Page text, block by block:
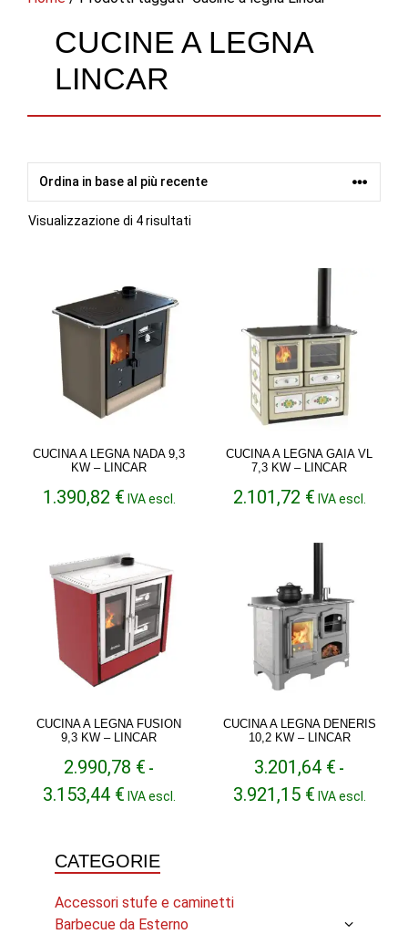
CUCINE A LEGNA
LINCAR
Visualizzazione di 4 risultati
CUCINA A LEGNA NADA 9,3
KW – LINCAR
1.390,82 € IVA escl.
CUCINA A LEGNA GAIA VL
7,3 KW – LINCAR
2.101,72 € IVA escl.
CUCINA A LEGNA FUSION
9,3 KW – LINCAR
2.990,78 € -
3.153,44 €Fascia
2.990,78 €
3.153,44 €
IVA escl.
CUCINA A LEGNA DENERIS
10,2 KW – LINCAR
3.201,64 € -
3.921,15 €Fascia
IVA escl.
CATEGORIE
Accessori stufe e caminetti
Barbecue da Esterno